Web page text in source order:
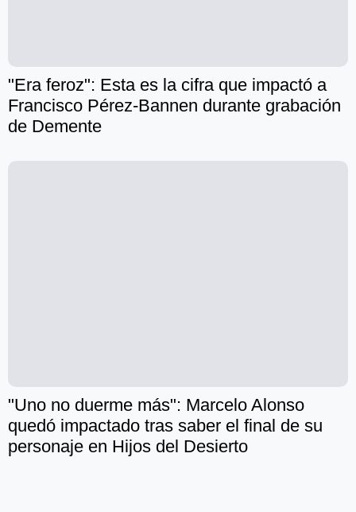
"Era feroz": Esta es la cifra que impactó a
Francisco Pérez-Bannen durante grabación
de Demente
"Uno no duerme más": Marcelo Alonso
quedó impactado tras saber el final de su
personaje en Hijos del Desierto